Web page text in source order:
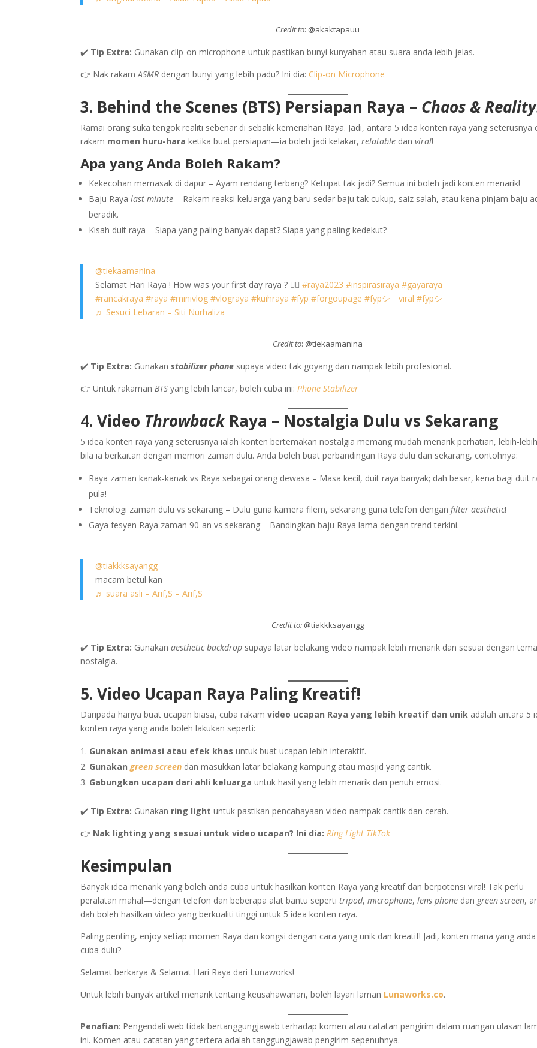
Credit to: @akaktapauu
✔️ Tip Extra: Gunakan clip-on microphone untuk pastikan bunyi kunyahan atau suara anda lebih jelas.
👉 Nak rakamASMR dengan bunyi yang lebih padu? Ini dia: Clip-on Microphone
3. Behind the Scenes (BTS) Persiapan Raya – Chaos &
Ramai orang suka tengok realiti sebenar di sebalik kemeriahan Raya. Jadi, antara 5 idea konten raya yang seterusnya
rakam momen huru-hara ketika buat persiapan—ia boleh jadi kelakar,relatable danviral!
Apa yang Anda Boleh Rakam?
Kekecohan memasak di dapur – Ayam rendang terbang? Ketupat tak jadi? Semua ini boleh jadi konten menarik!
Baju Rayalast minute – Rakam reaksi keluarga yang baru sedar baju tak cukup, saiz salah, atau kena pinjam baju
beradik.
Kisah duit raya – Siapa yang paling banyak dapat? Siapa yang paling kedekut?
@tiekaamanina
Selamat Hari Raya ! How was your first day raya ? 😮‍💨#raya2023 #inspirasiraya #gayaraya
#rancakraya #raya #minivlog #vlograya #kuihraya #fyp #forgoupage #fypシ゚viral #fypシ
♬ Sesuci Lebaran – Siti Nurhaliza
Credit to: @tiekaamanina
✔️ Tip Extra: Gunakanstabilizer phone supaya video tak goyang dan nampak lebih profesional.
👉 Untuk rakaman BTSyang lebih lancar, boleh cuba ini: Phone Stabilizer
4. Video Throwback Raya – Nostalgia Dulu vs Sekarang
5 idea konten raya yang seterusnya ialah konten bertemakan nostalgia memang mudah menarik perhatian, lebih-
bila ia berkaitan dengan memori zaman dulu. Anda boleh buat perbandingan Raya dulu dan sekarang, contohnya:
Raya zaman kanak-kanak vs Raya sebagai orang dewasa – Masa kecil, duit raya banyak; dah besar, kena bagi duit
pula!
Teknologi zaman dulu vs sekarang – Dulu guna kamera filem, sekarang guna telefon dengan filter aesthetic!
Gaya fesyen Raya zaman 90-an vs sekarang – Bandingkan baju Raya lama dengan trend terkini.
@tiakkksayangg
macam betul kan
♬ suara asli – Arif,S – Arif,S
Credit to: @tiakkksayangg
✔️ Tip Extra: Gunakanaesthetic backdrop supaya latar belakang video nampak lebih menarik dan sesuai dengan
nostalgia.
5. Video Ucapan Raya Paling Kreatif!
Daripada hanya buat ucapan biasa, cuba rakamvideo ucapan Raya yang lebih kreatif dan unik adalah antara 5
konten raya yang anda boleh lakukan seperti:
Gunakan animasi atau efek khas untuk buat ucapan lebih interaktif.
Gunakangreen screen dan masukkan latar belakang kampung atau masjid yang cantik.
Gabungkan ucapan dari ahli keluarga untuk hasil yang lebih menarik dan penuh emosi.
✔️ Tip Extra: Gunakan ring light untuk pastikan pencahayaan video nampak cantik dan cerah.
👉 Nak lighting yang sesuai untuk video ucapan? Ini dia: Ring Light TikTok
Kesimpulan
Banyak idea menarik yang boleh anda cuba untuk hasilkan konten Raya yang kreatif dan berpotensi viral! Tak perlu
peralatan mahal—dengan telefon dan beberapa alat bantu sepertitripod,microphone,lens phone dan green screen,
dah boleh hasilkan video yang berkualiti tinggi untuk 5 idea konten raya.
Paling penting, enjoy setiap momen Raya dan kongsi dengan cara yang unik dan kreatif! Jadi, konten mana yang
cuba dulu?
Selamat berkarya & Selamat Hari Raya dari Lunaworks!
Untuk lebih banyak artikel menarik tentang keusahawanan, boleh layari laman Lunaworks.co.
Penafian: Pengendali web tidak bertanggungjawab terhadap komen atau catatan pengirim dalam ruangan ulasan
ini. Komen atau catatan yang tertera adalah tanggungjawab pengirim sepenuhnya.